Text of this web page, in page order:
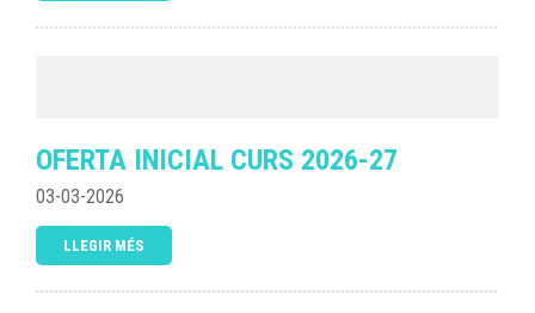
OFERTA INICIAL CURS 2026-27
03-03-2026
LLEGIR MÉS